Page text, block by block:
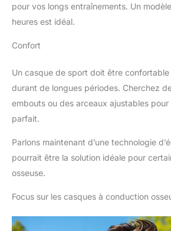
pour vos longs entraînements. Un
heures est idéal.
Confort
Un casque de sport doit être
durant de longues périodes. Cherchez
embouts ou des arceaux ajustables pour
parfait.
Parlons maintenant d’une technologie
pourrait être la solution idéale pour
osseuse.
Focus sur les casques à conduction